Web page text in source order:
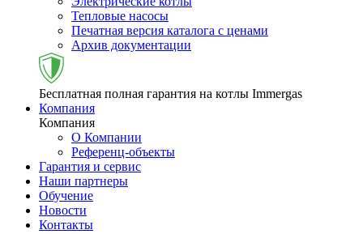
Тепловые насосы
Печатная версия каталога с ценами
Архив документации
Бесплатная полная гарантия на котлы Immergas
Компания
Компания
О Компании
Референц-объекты
Гарантия и сервис
Наши партнеры
Обучение
Новости
Контакты